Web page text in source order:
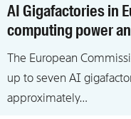
AI Gigafactories in
computing power
The European
up to seven AI
approximately…